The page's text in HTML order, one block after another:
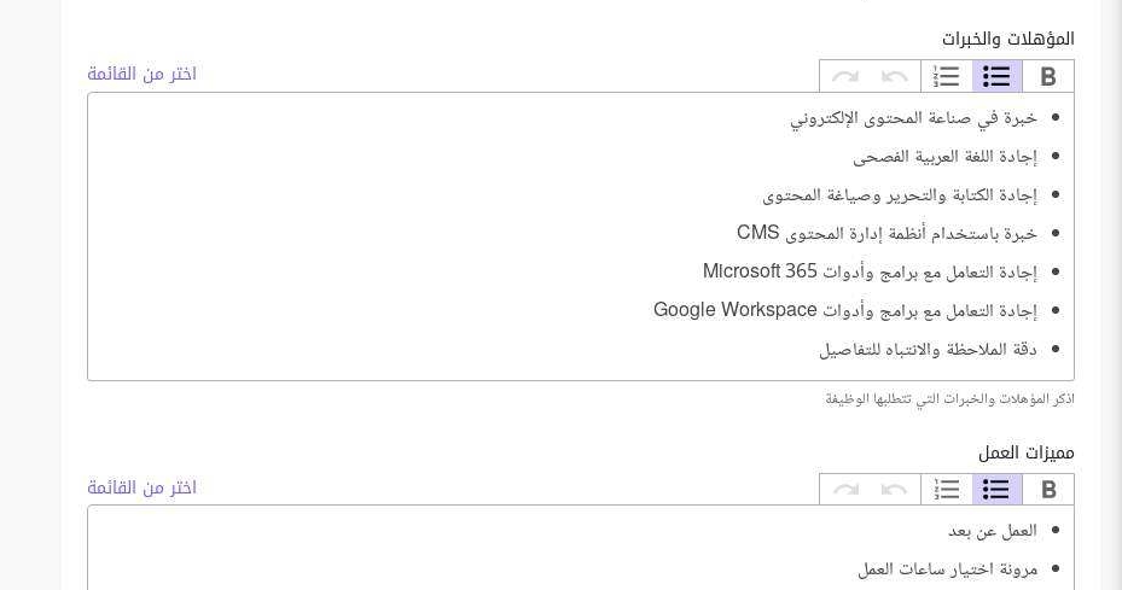
تحرير وتدقيق المحتوى
تحسين المحتوى لمحركات البحث SEO
التحقق من المعلومات وتوثيق المصادر
إعداد البحوث والتقارير
تنظيم وإدارة المحتوى عبر المنصات
تطوير وتحديث المحتوى
استخدام الذكاء الاصطناعي لدعم إنتاج المحتوى
توظيف وإدارة المستقلين عن بعد
المؤهلات والخبرات
اختر من القائمة
خبرة في صناعة المحتوى الإلكتروني
إجادة اللغة العربية الفصحى
إجادة الكتابة والتحرير وصياغة المحتوى
خبرة باستخدام أنظمة إدارة المحتوى CMS
إجادة التعامل مع برامج وأدوات Microsoft 365
إجادة التعامل مع برامج وأدوات Google Workspace
دقة الملاحظة والانتباه للتفاصيل
مهارة التنظيم وإدارة الوقت
خبرة باستخدام أدوات التواصل وإدارة المهام
اذكر المؤهلات والخبرات التي تتطلبها الوظيفة
مميزات العمل
اختر من القائمة
العمل عن بعد
مرونة اختيار ساعات العمل